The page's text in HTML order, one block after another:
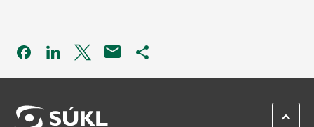
Odkaz se otevře na nové kartě
Odkaz se otevře na nové kartě
Odkaz se otevře na nové kartě
ZPĚT